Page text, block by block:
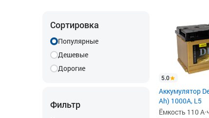
Сортировка
Популярные
Дешевые
Дорогие
Фильтр
5.0
Аккумулятор
Ah) 1000A, L5
Ёмкость 110